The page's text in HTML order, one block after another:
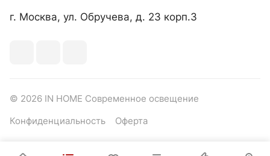
г. Москва, ул. Обручева, д. 23 корп.3
© 2026 IN HOME Современное освещение
Конфиденциальность Оферта